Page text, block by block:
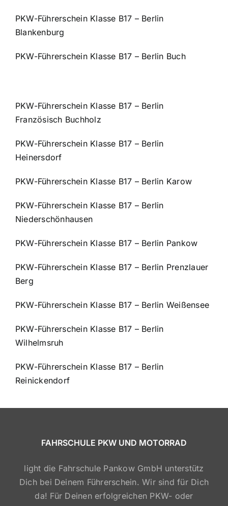
PKW-Führerschein Klasse B17 – Berlin
Blankenburg
PKW-Führerschein Klasse B17 – Berlin Buch
PKW-Führerschein Klasse B17 – Berlin
Französisch Buchholz
PKW-Führerschein Klasse B17 – Berlin
Heinersdorf
PKW-Führerschein Klasse B17 – Berlin Karow
PKW-Führerschein Klasse B17 – Berlin
Niederschönhausen
PKW-Führerschein Klasse B17 – Berlin Pankow
PKW-Führerschein Klasse B17 – Berlin Prenzlauer
Berg
PKW-Führerschein Klasse B17 – Berlin Weißensee
PKW-Führerschein Klasse B17 – Berlin
Wilhelmsruh
PKW-Führerschein Klasse B17 – Berlin
Reinickendorf
FAHRSCHULE PKW UND MOTORRAD
light die Fahrschule Pankow GmbH unterstütz
Dich bei Deinem Führerschein. Wir sind für Dich
da! Für Deinen erfolgreichen PKW- oder